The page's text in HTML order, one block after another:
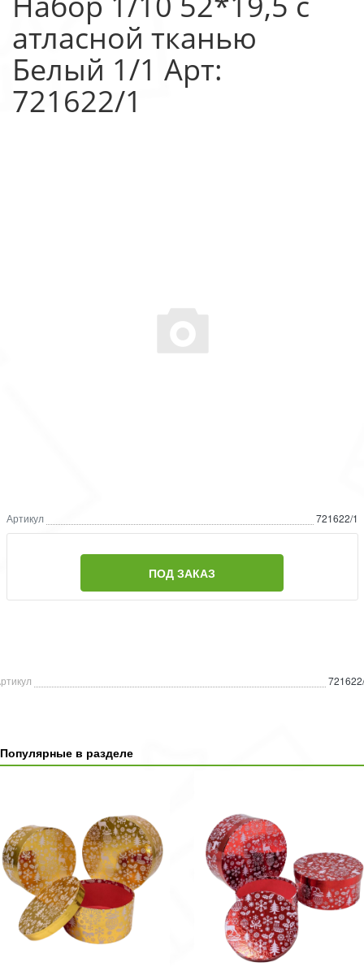
атласной тканью
Белый 1/1 Арт:
721622/1
Артикул 721622/1
ПОД ЗАКАЗ
Популярные в разделе